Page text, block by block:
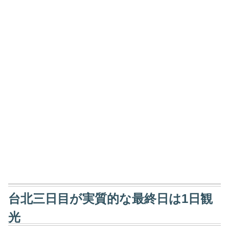
台北三日目が実質的な最終日は1日観
光